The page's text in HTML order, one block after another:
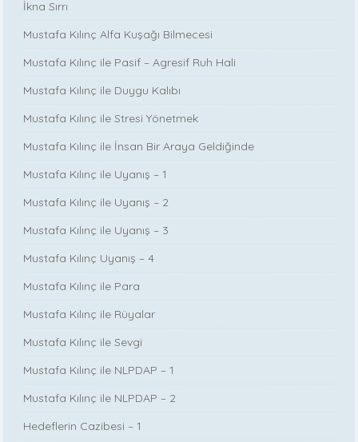
İkna Sırrı
Mustafa Kılınç Alfa Kuşağı Bilmecesi
Mustafa Kılınç ile Pasif – Agresif Ruh Hali
Mustafa Kılınç ile Duygu Kalıbı
Mustafa Kılınç ile Stresi Yönetmek
Mustafa Kılınç ile İnsan Bir Araya Geldiğinde
Mustafa Kılınç ile Uyanış – 1
Mustafa Kılınç ile Uyanış – 2
Mustafa Kılınç ile Uyanış – 3
Mustafa Kılınç Uyanış – 4
Mustafa Kılınç ile Para
Mustafa Kılınç ile Rüyalar
Mustafa Kılınç ile Sevgi
Mustafa Kılınç ile NLPDAP – 1
Mustafa Kılınç ile NLPDAP – 2
Hedeflerin Cazibesi – 1